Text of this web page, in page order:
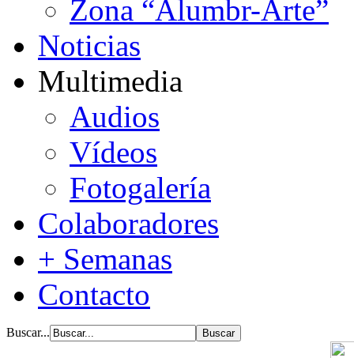
Zona “Alumbr-Arte”
Noticias
Multimedia
Audios
Vídeos
Fotogalería
Colaboradores
+ Semanas
Contacto
Buscar...